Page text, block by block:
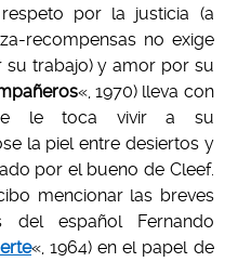
por la justicia (a
recompensas no exige
trabajo) y amor por su
«, 1970) lleva con
le toca vivir a su
la piel entre desiertos y
por el bueno de Cleef.
mencionar las breves
del español Fernando
«, 1964) en el papel de